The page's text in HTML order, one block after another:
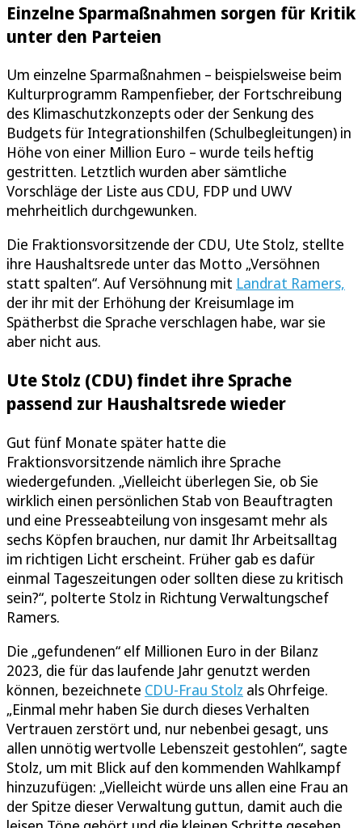
Einzelne Sparmaßnahmen sorgen für Kritik
unter den Parteien
Um einzelne Sparmaßnahmen – beispielsweise beim
Kulturprogramm Rampenfieber, der Fortschreibung
des Klimaschutzkonzepts oder der Senkung des
Budgets für Integrationshilfen (Schulbegleitungen) in
Höhe von einer Million Euro – wurde teils heftig
gestritten. Letztlich wurden aber sämtliche
Vorschläge der Liste aus CDU, FDP und UWV
mehrheitlich durchgewunken.
Die Fraktionsvorsitzende der CDU, Ute Stolz, stellte
ihre Haushaltsrede unter das Motto „Versöhnen
statt spalten“. Auf Versöhnung mit Landrat Ramers,
der ihr mit der Erhöhung der Kreisumlage im
Spätherbst die Sprache verschlagen habe, war sie
aber nicht aus.
Ute Stolz (CDU) findet ihre Sprache
passend zur Haushaltsrede wieder
Gut fünf Monate später hatte die
Fraktionsvorsitzende nämlich ihre Sprache
wiedergefunden. „Vielleicht überlegen Sie, ob Sie
wirklich einen persönlichen Stab von Beauftragten
und eine Presseabteilung von insgesamt mehr als
sechs Köpfen brauchen, nur damit Ihr Arbeitsalltag
im richtigen Licht erscheint. Früher gab es dafür
einmal Tageszeitungen oder sollten diese zu kritisch
sein?“, polterte Stolz in Richtung Verwaltungschef
Ramers.
Die „gefundenen“ elf Millionen Euro in der Bilanz
2023, die für das laufende Jahr genutzt werden
können, bezeichnete CDU-Frau Stolz als Ohrfeige.
„Einmal mehr haben Sie durch dieses Verhalten
Vertrauen zerstört und, nur nebenbei gesagt, uns
allen unnötig wertvolle Lebenszeit gestohlen“, sagte
Stolz, um mit Blick auf den kommenden Wahlkampf
hinzuzufügen: „Vielleicht würde uns allen eine Frau an
der Spitze dieser Verwaltung guttun, damit auch die